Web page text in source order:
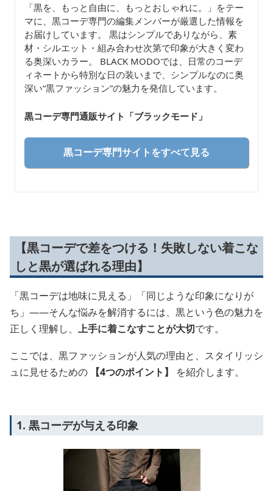
「黒を、もっと自由に、もっとおしゃれに。」をテー
マに、黒コーデ専門の編集メンバーが厳選した情報を
お届けしています。 黒はシンプルでありながら、素
材・シルエット・組み合わせ次第で印象が大きく変わ
る奥深いカラー。 BLACK MODOでは、日常のコーデ
ィネートから特別な日の装いまで、シンプルなのに奥
深い“黒ファッション”の魅力を発信しています。
黒コーデ専門通販サイト「ブラックモード 」
黒コーデ専門サイトをすべて見る
【黒コーデで差をつける！失敗しない着こな
しと黒が選ばれる理由】
「黒コーデは地味に見える」「同じような印象になりが
ち」――そんな悩みを解消するには、黒という色の魅力を
正しく理解し、 上手に着こなすことが大切です。
ここでは、黒ファッションが人気の理由と、スタイリッシ
ュに見せるための
【4つのポイント】 を紹介します。
1. 黒コーデが与える印象